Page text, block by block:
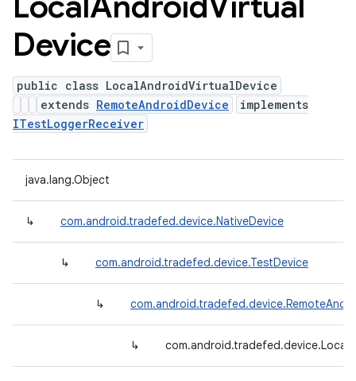
Device
public class LocalAndroidVirtualDevice
extends RemoteAndroidDevice
implements
ITestLoggerReceiver
java.lang.Object
↳ com.android.tradefed.device.NativeDevice
↳ com.android.tradefed.device.TestDevice
↳
↳